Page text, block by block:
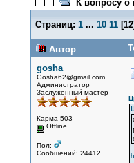
К вопросу о
Страниц: 1 ... 10 11[12]
Автор
gosha
Gosha62@gmail.com
Администратор
Заслуженный мастер
Карма 503
Offline
Пол:
Сообщений: 24412